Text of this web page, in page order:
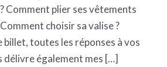
Comment plier ses vêtements
choisir sa valise ?
billet, toutes les réponses à vos
délivre également mes […]